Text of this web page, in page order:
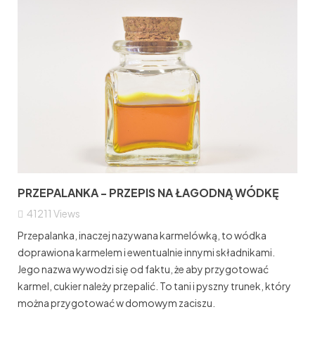
PRZEPALANKA - PRZEPIS NA ŁAGODNĄ WÓDKĘ
41211 Views
Przepalanka, inaczej nazywana karmelówką, to wódka
doprawiona karmelem i ewentualnie innymi składnikami.
Jego nazwa wywodzi się od faktu, że aby przygotować
karmel, cukier należy przepalić. To tani i pyszny trunek, który
można przygotować w domowym zaciszu.